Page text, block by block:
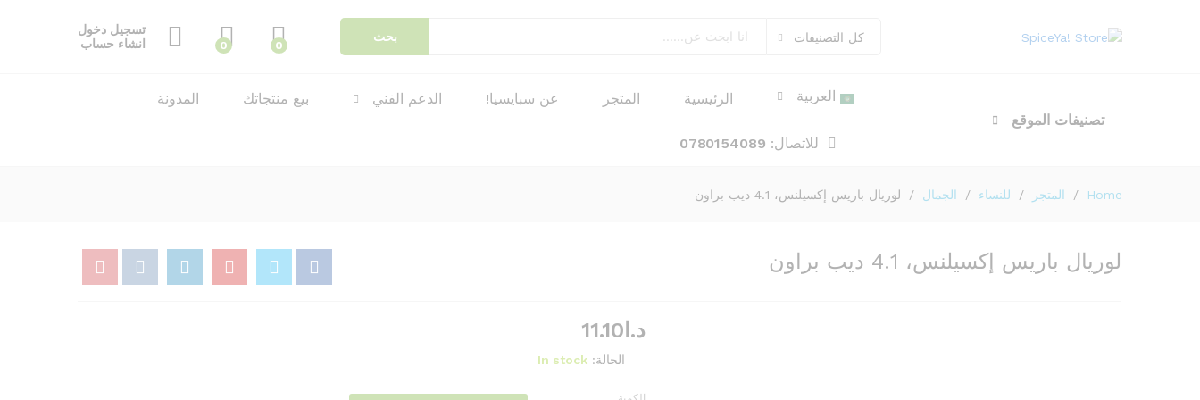
كل التصنيفات بحث
0
0
تسجيل دخول
انشاء حساب
تصنيفات الموقع
العربية الرئيسية المتجر عن سبايسيا! الدعم الفني بيع منتجاتك المدونة
للاتصال: 0780154089
Home
/ المتجر / للنساء / الجمال / لوريال باريس إكسيلنس، 4.1 ديب براون
لوريال باريس إكسيلنس، 4.1 ديب براون
د.ا 11.10
الحالة: In stock